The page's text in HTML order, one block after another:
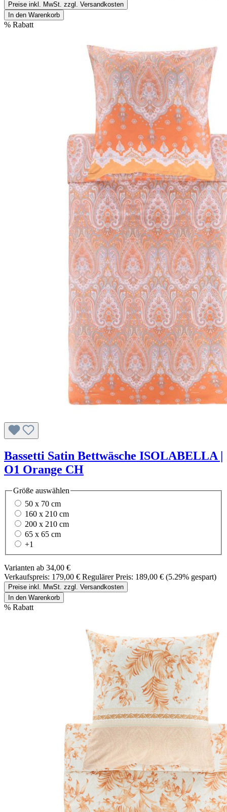
Preise inkl. MwSt. zzgl. Versandkosten
In den Warenkorb
% Rabatt
Bassetti Satin Bettwäsche ISOLABELLA |
O1 Orange CH
Größe auswählen
50 x 70 cm
160 x 210 cm
200 x 210 cm
65 x 65 cm
+1
Varianten ab 34,00 €
Verkaufspreis: 179,00 € Regulärer Preis: 189,00 € (5.29% gespart)
Preise inkl. MwSt. zzgl. Versandkosten
In den Warenkorb
% Rabatt